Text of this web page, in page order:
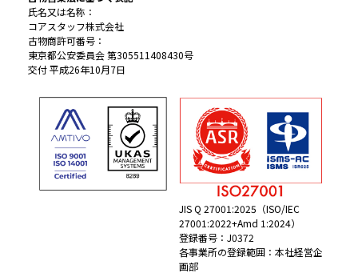
氏名又は名称：
コアスタッフ株式会社
古物商許可番号：
東京都公安委員会 第305511408430号
交付 平成26年10月7日
JIS Q 27001:2025（ISO/IEC
27001:2022+Amd 1:2024）
登録番号：J0372
各事業所の登録範囲：本社経営企
画部